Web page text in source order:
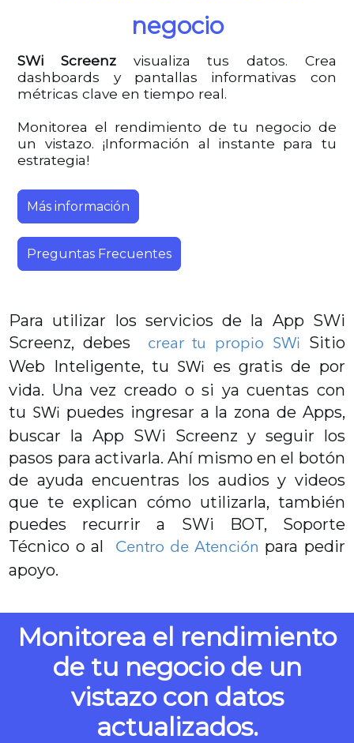
negocio
SWi Screenz visualiza tus datos. Crea
dashboards y pantallas informativas con
métricas clave en tiempo real.
Monitorea el rendimiento de tu negocio de
un vistazo. ¡Información al instante para tu
estrategia!
Más información
Preguntas Frecuentes
Para utilizar los servicios de la App SWi
Screenz, debes
crear tu propio SWi
Sitio
Web Inteligente, tu SWi es gratis de por
vida. Una vez creado o si ya cuentas con
tu SWi puedes ingresar a la zona de Apps,
buscar la App SWi Screenz y seguir los
pasos para activarla. Ahí mismo en el botón
de ayuda encuentras los audios y videos
que te explican cómo utilizarla, también
puedes recurrir a SWi BOT, Soporte
Técnico o al
Centro de Atención para pedir
apoyo.
Monitorea el rendimiento
de tu negocio de un
vistazo con datos
actualizados.